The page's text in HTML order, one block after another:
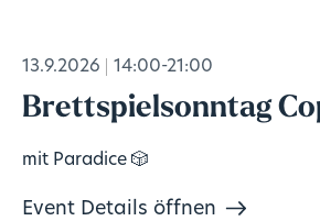
13.9.2026 14:00-21:00
Brettspielsonntag
mit Paradice 🎲
Event Details öffnen